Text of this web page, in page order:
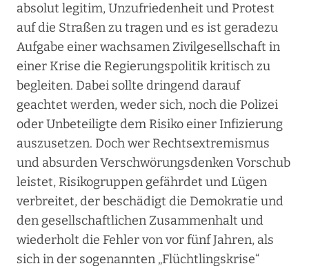
absolut legitim, Unzufriedenheit und Protest
auf die Straßen zu tragen und es ist geradezu
Aufgabe einer wachsamen Zivilgesellschaft in
einer Krise die Regierungspolitik kritisch zu
begleiten. Dabei sollte dringend darauf
geachtet werden, weder sich, noch die Polizei
oder Unbeteiligte dem Risiko einer Infizierung
auszusetzen. Doch wer Rechtsextremismus
und absurden Verschwörungsdenken Vorschub
leistet, Risikogruppen gefährdet und Lügen
verbreitet, der beschädigt die Demokratie und
den gesellschaftlichen Zusammenhalt und
wiederholt die Fehler von vor fünf Jahren, als
sich in der sogenannten „Flüchtlingskrise“